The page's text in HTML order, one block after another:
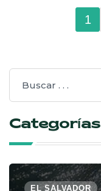
1
Categorías
EL SALVADOR